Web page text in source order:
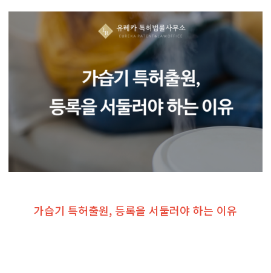
가습기 특허출원, 등록을 서둘러야 하는 이유